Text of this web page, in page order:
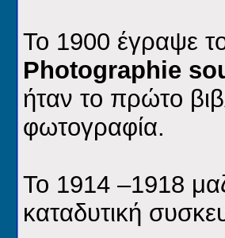
Το 1900 έγραψε
Photographie
ήταν το πρώτο
φωτογραφία.
Το 1914 –1918
καταδυτική